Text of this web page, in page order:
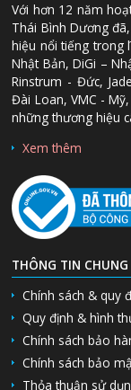
Với hơn 12 năm
Thái Bình Dương
hiệu nổi tiếng trong
Nhật Bản, DiGi –
Rinstrum - Đức,
Đài Loan, VMC -
những thương hiệu
Xem thêm
THÔNG TIN CHUNG
Chính sách & quy
Quy định & hình
Chính sách bảo
Chính sách bảo
Thỏa thuận sử